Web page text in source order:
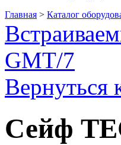
Главная > Каталог
GMT/7
Вернуться
Сейф